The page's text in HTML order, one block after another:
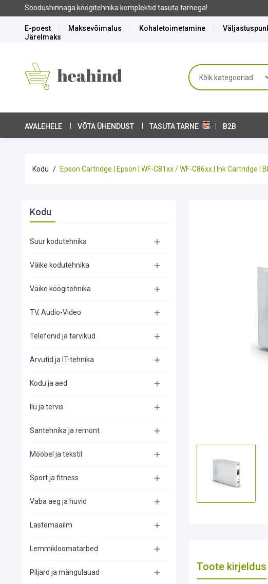
E-poest Maksevõimalus Kohaletoimetamine
Järelmaks
AVALEHELE VÕTA ÜHENDUST TASUTA TARNE B2B
Kodu Epson Cartridge | Epson | WF-C81xx / WF-C86xx | Ink Cartridge |
Kodu
Suur kodutehnika 
Väike kodutehnika 
Väike köögitehnika 
TV, Audio-Video 
Telefonid ja tarvikud 
Arvutid ja IT-tehnika 
Kodu ja aed 
Ilu ja tervis 
Santehnika ja remont 
Mööbel ja tekstil 
Sport ja fitness 
Vaba aeg ja huvid 
Lastemaailm 
Lemmikloomatarbed 
Piljard ja mängulauad 
Toote kirjeldus